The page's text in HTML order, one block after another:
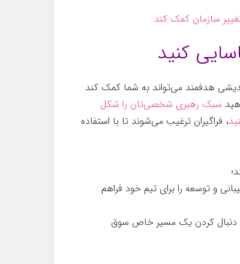
سازمان کمک کند
هدفمند می‌تواند به شما کمک کند
سبک رهبری شخصی‌تان را شکل
، فراگیران ترغیب می‌شوند تا با استفاده
و توسعه را برای تیم خود فراهم
دنبال کردن یک مسیر خاص سوق